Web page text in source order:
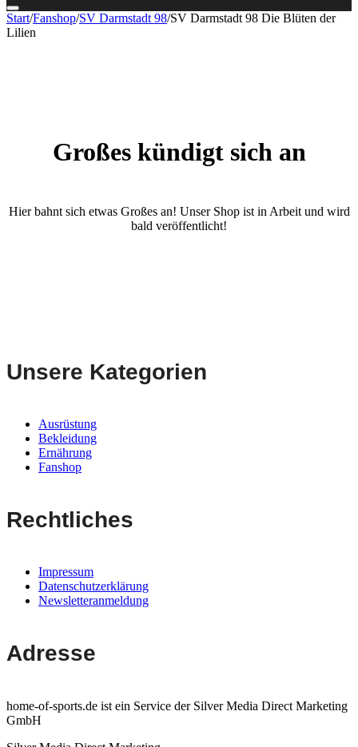
Start/Fanshop/SV Darmstadt 98/SV Darmstadt 98 Die Blüten der
Lilien
Großes kündigt sich an
Hier bahnt sich etwas Großes an! Unser Shop ist in Arbeit und wird
bald veröffentlicht!
Unsere Kategorien
Ausrüstung
Bekleidung
Ernährung
Fanshop
Rechtliches
Impressum
Datenschutzerklärung
Newsletteranmeldung
Adresse
home-of-sports.de ist ein Service der Silver Media Direct Marketing
GmbH